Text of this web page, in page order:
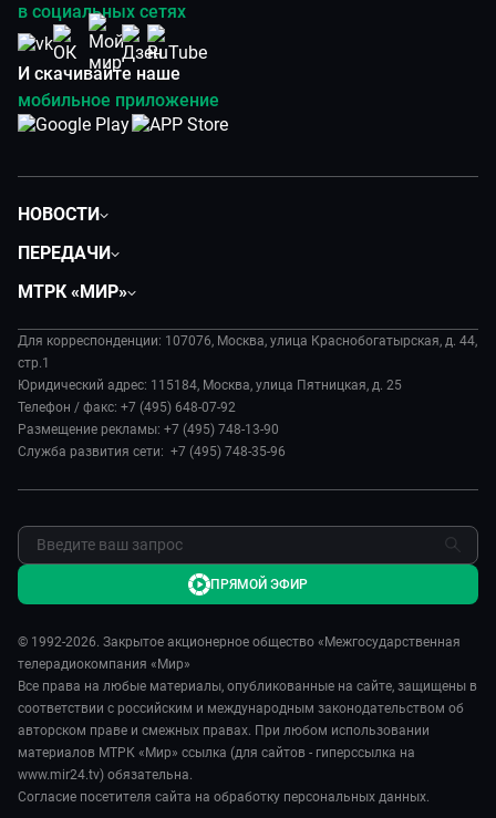
в социальных сетях
И скачивайте наше
мобильное приложение
НОВОСТИ
Экономика
Происшествия
Наука и технологии
Культура
Спорт
ПЕРЕДАЧИ
Евразия. Культурно
Евразия. Регионы
Наши иностранцы
Пять причин поехать в...
Я – волонтер
МТРК «МИР»
История
Руководство
Лица мира
Новости
Реклама
Обратная связь
Для корреспонденции: 107076, Москва, улица Краснобогатырская, д. 44,
стр.1
Юридический адрес: 115184, Москва, улица Пятницкая, д. 25
Телефон / факс: +7 (495) 648-07-92
Размещение рекламы: +7 (495) 748-13-90
Служба развития сети: +7 (495) 748-35-96
© 1992-2026. Закрытое акционерное общество «Межгосударственная
телерадиокомпания «Мир»
Все права на любые материалы, опубликованные на сайте, защищены в
соответствии с российским и международным законодательством об
авторском праве и смежных правах. При любом использовании
материалов МТРК «Мир» ссылка (для сайтов - гиперссылка на
www.mir24.tv) обязательна.
Согласие посетителя сайта на обработку персональных данных.
ПРЯМОЙ ЭФИР